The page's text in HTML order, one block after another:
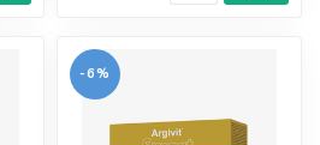
-6%